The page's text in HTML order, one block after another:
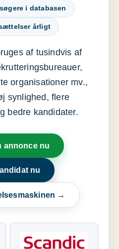
i databasen
årligt
af tusindvis af
organisationer mv.,
synlighed, flere
bedre kandidater.
annonce nu
nu
→